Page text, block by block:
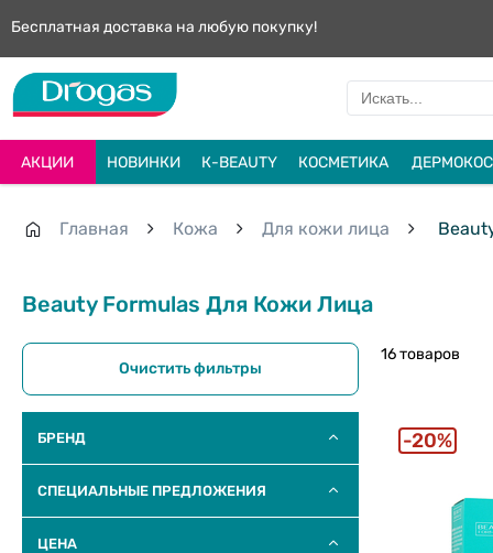
Бесплатная доставка на любую покупку!
АКЦИИ НОВИНКИ К-BEAUTY КОСМЕТИКА
Главная Кожа Для кожи лица
Beauty Formulas Для Кожи Лица
Очистить фильтры
БРЕНД
СПЕЦИАЛЬНЫЕ ПРЕДЛОЖЕНИЯ
ЦЕНА
16 товаров
20%